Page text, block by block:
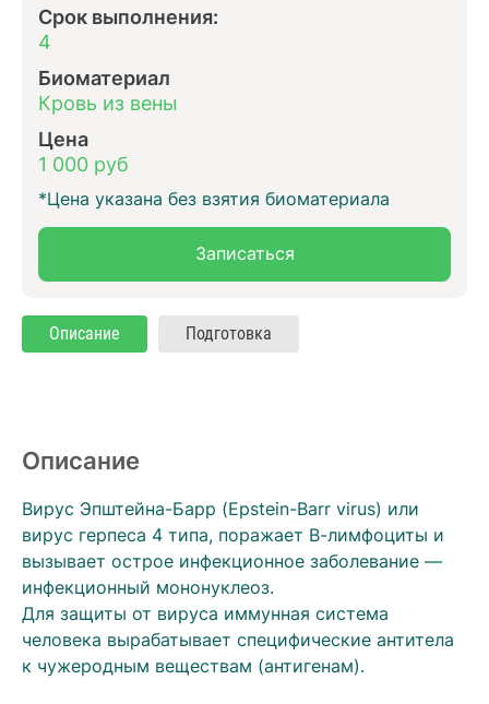
Срок выполнения:
4
Биоматериал
Кровь из вены
Цена
1 000 руб
*Цена указана без взятия биоматериала
Записаться
Описание Подготовка
Описание
Вирус Эпштейна-Барр (Epstein-Barr virus) или
вирус герпеса 4 типа, поражает В-лимфоциты и
вызывает острое инфекционное заболевание —
инфекционный мононуклеоз.
Для защиты от вируса иммунная система
человека вырабатывает специфические антитела
к чужеродным веществам (антигенам).